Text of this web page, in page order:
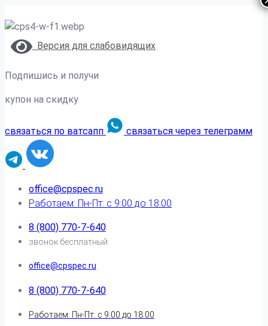
Версия для слабовидящих
Подпишись и получи
купон на скидку
связаться по ватсапп связаться через телеграмм
office@cpspec.ru
Работаем: Пн-Пт: с 9:00 до 18:00
8 (800) 770-7-640
звонок бесплатный
office@cpspec.ru
8 (800) 770-7-640
Работаем: Пн-Пт: с 9:00 до 18:00